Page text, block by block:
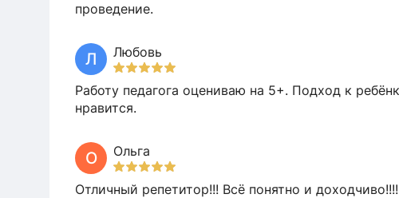
проведение.
Л Любовь
Работу педагога оцениваю на 5+. Подход к
нравится.
О Ольга
Отличный репетитор!!! Всё понятно и доходчиво!!!!